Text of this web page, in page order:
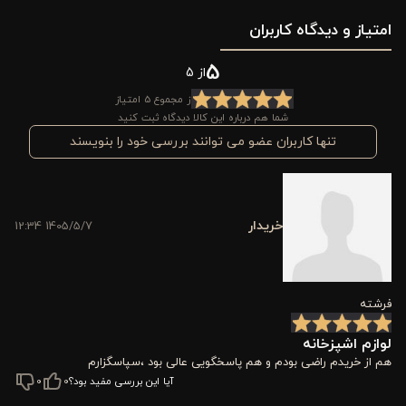
تا هم سبک باشد و هم مقاومت خوبی در برابر حرارت و شستشو داشته
باشد. این ترکیب باعث می‌شود سینی در برابر استفاده مداوم دوام
بیشتری داشته باشد و در عین حال ظاهر تمیز و مدرنی را به میز
پذیرایی شما اضافه کند.
ابعاد کاربردی این سینی باعث شده برای استفاده‌های مختلف مناسب
کاربرد محدودی داشته باشد. طراحی مستطیلی و ساده آن هم باعث
می‌شود به راحتی با انواع ظروف و سبک‌های دکور آشپزخانه هماهنگ
شود.
اگر به دنبال یک سینی کاربردی، سبک و در عین حال شیک برای
استفاده روزمره یا پذیرایی هستید، این مدل از برند ورونیکا می‌تواند
امتیاز و دیدگاه کاربران
5از 5
از مجموع 5 امتیاز
شما هم درباره این کالا دیدگاه ثبت کنید
تنها کاربران عضو می توانند بررسی خود را بنویسند
فرشته
خریدار 1405/5/7 12:34
لوازم اشپزخانه
هم از خریدم راضی بودم و هم پاسخگویی عالی بود ،سپاسگزارم
آیا این بررسی مفید بود؟0
0